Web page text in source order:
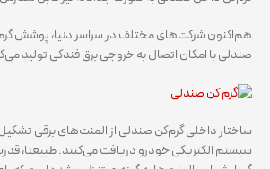
هم‌اکنون شرکت‌های مختلف در سراسر دنیا، پوشش
صندلی با امکان اتصال به خروجی برق فندکی تولید
ساختار داخلی گرم‌کن صندلی از المنت‌های برقی تشکیل
سیستم الکتریکی خودرو دریافت می‌کنند. طبیعتا،